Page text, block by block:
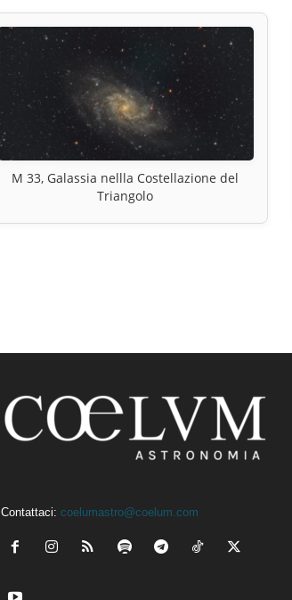
M 33, Galassia nellla Costellazione del
Triangolo
Contattaci: coelumastro@coelum.com